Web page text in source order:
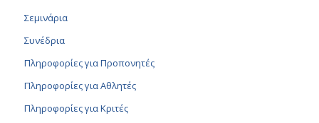
Σεμινάρια
Συνέδρια
Πληροφορίες για Προπονητές
Πληροφορίες για Αθλητές
Πληροφορίες για Κριτές